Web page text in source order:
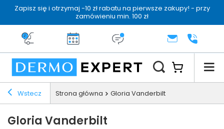
Zapisz się i otrzymaj -10 zł rabatu na pierwsze zakupy! - przy
zamówieniu min. 100 zł
Darmowa dostawa od 199 zł
14 dni na zwrotDermo konsultacjaKONTAKT+48 222
Wstecz Strona główna Gloria Vanderbilt
Gloria Vanderbilt